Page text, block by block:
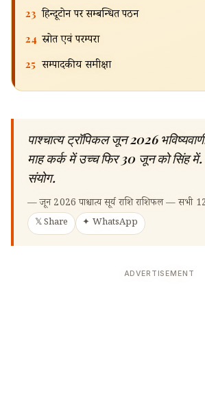
23 हिन्दूटोन पर सम्बन्धित पठन
24 स्रोत एवं परम्परा
25 सम्पादकीय समीक्षा
पाश्चात्य ट्रॉपिकल जून 2026
माह कर्क में उच्च फिर 30 जून को सिंह
संयोग.
—जून 2026 पाश्चात्य सूर्य राशि राशिफल — सभी
𝕏 Share ✦ WhatsApp
ADVERTISEMENT